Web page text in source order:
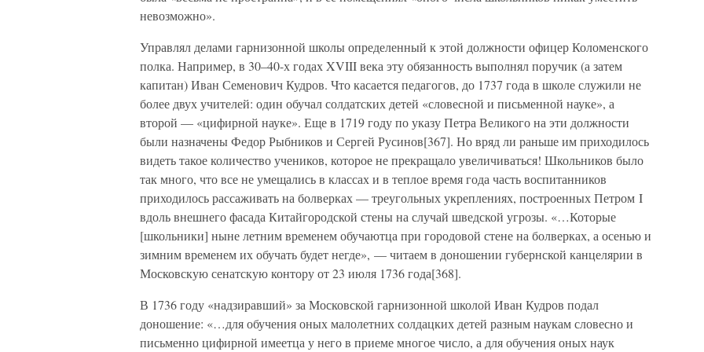
невозможно».
Управлял делами гарнизонной школы определенный к этой должности офицер Коломенского
полка. Например, в 30–40-х годах XVIII века эту обязанность выполнял поручик (а затем
капитан) Иван Семенович Кудров. Что касается педагогов, до 1737 года в школе служили не
более двух учителей: один обучал солдатских детей «словесной и письменной науке», а
второй — «цифирной науке». Еще в 1719 году по указу Петра Великого на эти должности
были назначены Федор Рыбников и Сергей Русинов[367]. Но вряд ли раньше им приходилось
видеть такое количество учеников, которое не прекращало увеличиваться! Школьников было
так много, что все не умещались в классах и в теплое время года часть воспитанников
приходилось рассаживать на болверках — треугольных укреплениях, построенных Петром I
вдоль внешнего фасада Китайгородской стены на случай шведской угрозы. «…Которые
[школьники] ныне летним временем обучаютца при городовой стене на болверках, а осенью и
зимним временем их обучать будет негде», — читаем в доношении губернской канцелярии в
Московскую сенатскую контору от 23 июля 1736 года[368].
В 1736 году «надзиравший» за Московской гарнизонной школой Иван Кудров подал
доношение: «…для обучения оных малолетних солдацких детей разным наукам словесно и
письменно цифирной имеетца у него в приеме многое число, а для обучения оных наук